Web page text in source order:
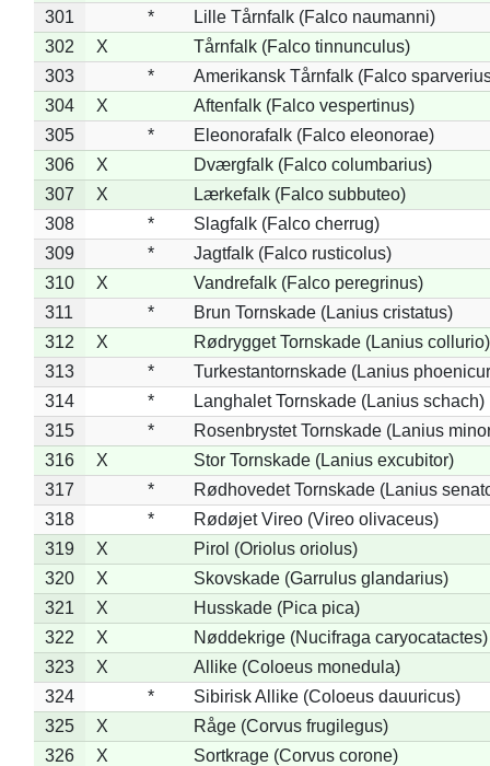
301
*
Lille Tårnfalk (Falco naumanni)
302
X
Tårnfalk (Falco tinnunculus)
303
*
Amerikansk Tårnfalk (Falco
304
X
Aftenfalk (Falco vespertinus)
305
*
Eleonorafalk (Falco eleonorae)
306
X
Dværgfalk (Falco columbarius)
307
X
Lærkefalk (Falco subbuteo)
308
*
Slagfalk (Falco cherrug)
309
*
Jagtfalk (Falco rusticolus)
310
X
Vandrefalk (Falco peregrinus)
311
*
Brun Tornskade (Lanius cristatus)
312
X
Rødrygget Tornskade (Lanius collurio)
313
*
Turkestantornskade (Lanius
314
*
Langhalet Tornskade (Lanius schach)
315
*
Rosenbrystet Tornskade (Lanius
316
X
Stor Tornskade (Lanius excubitor)
317
*
Rødhovedet Tornskade (Lanius
318
*
Rødøjet Vireo (Vireo olivaceus)
319
X
Pirol (Oriolus oriolus)
320
X
Skovskade (Garrulus glandarius)
321
X
Husskade (Pica pica)
322
X
Nøddekrige (Nucifraga caryocatactes)
323
X
Allike (Coloeus monedula)
324
*
Sibirisk Allike (Coloeus dauuricus)
325
X
Råge (Corvus frugilegus)
326
X
Sortkrage (Corvus corone)